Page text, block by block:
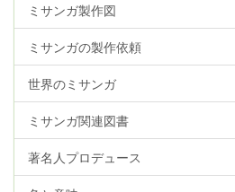
ミサンガ製作図
ミサンガの製作依頼
世界のミサンガ
ミサンガ関連図書
著名人プロデュース